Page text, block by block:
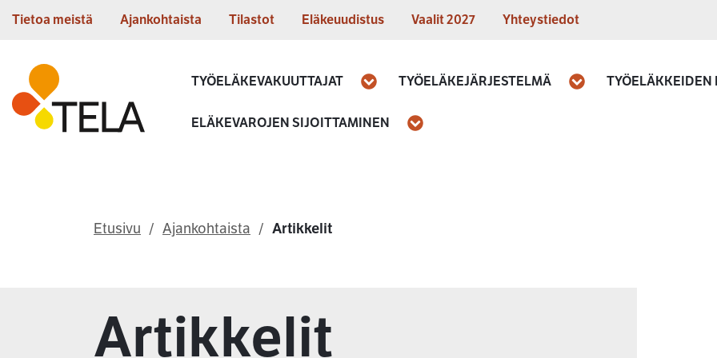
Siirry sisältöön
Tietoa meistä Ajankohtaista Tilastot Eläkeuudistus Vaalit 2027 Yhteystiedot
Etusivu
TYÖELÄKEVAKUUTTAJAT Avaa TYÖELÄKEJÄRJESTELMÄ Avaa TYÖELÄKKEIDEN
ELÄKEVAROJEN SIJOITTAMINEN Avaa
Etusivu Ajankohtaista Artikkelit
Artikkelit